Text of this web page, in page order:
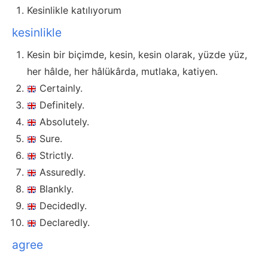
Kesinlikle katılıyorum
kesinlikle
Kesin bir biçimde, kesin, kesin olarak, yüzde yüz,
her hâlde, her hâlükârda, mutlaka, katiyen.
Certainly.
Definitely.
Absolutely.
Sure.
Strictly.
Assuredly.
Blankly.
Decidedly.
Declaredly.
agree